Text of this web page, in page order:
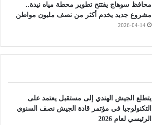
محافظ سوهاج يفتتح تطوير محطة مياه نيدة..
مشروع جديد يخدم أكثر من نصف مليون مواطن
2026-04-14
يتطلع الجيش الهندي إلى مستقبل يعتمد على
التكنولوجيا في مؤتمر قادة الجيش نصف السنوي
الرئيسي لعام 2026